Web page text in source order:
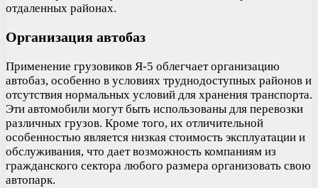
отдаленных районах.
Организация автобаз
Применение грузовиков Я-5 облегчает организацию
автобаз, особенно в условиях труднодоступных районов и
отсутствия нормальных условий для хранения транспорта.
Эти автомобили могут быть использованы для перевозки
различных грузов. Кроме того, их отличительной
особенностью является низкая стоимость эксплуатации и
обслуживания, что дает возможность компаниям из
гражданского сектора любого размера организовать свою
автопарк.